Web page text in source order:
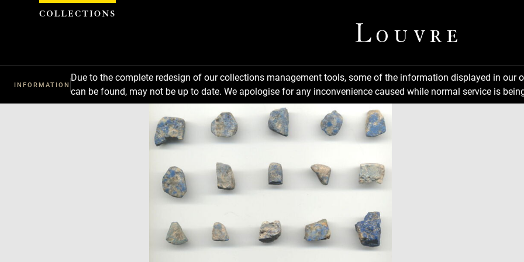
INFORMATION
Due to the complete redesign of our collections management tools, some of the information displayed in
can be found, may not be up to date. We apologise for any inconvenience caused while normal service is
Cookies management panel